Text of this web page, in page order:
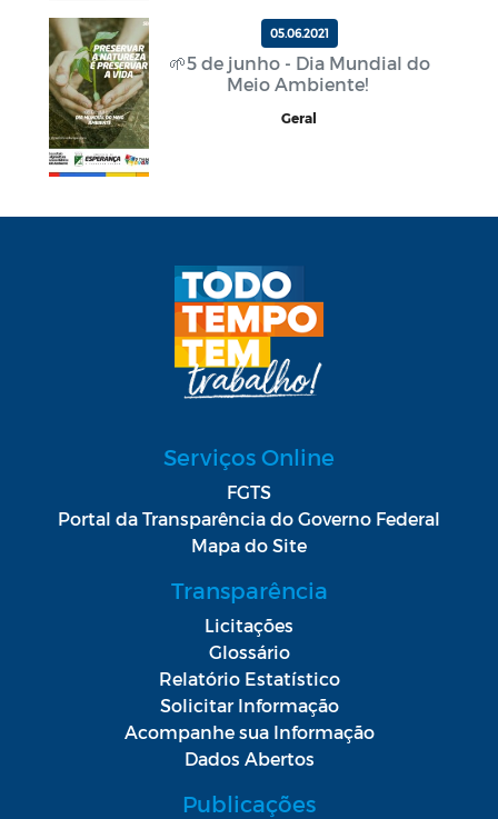
05.06.2021
🌱5 de junho - Dia Mundial do
Meio Ambiente!
Geral
Serviços Online
FGTS
Portal da Transparência do Governo Federal
Mapa do Site
Transparência
Licitações
Glossário
Relatório Estatístico
Solicitar Informação
Acompanhe sua Informação
Dados Abertos
Publicações